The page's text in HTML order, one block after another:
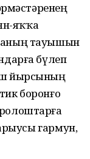
яҡҡа
тауышын
бүлеп
йырсының
боронғо
гармун,